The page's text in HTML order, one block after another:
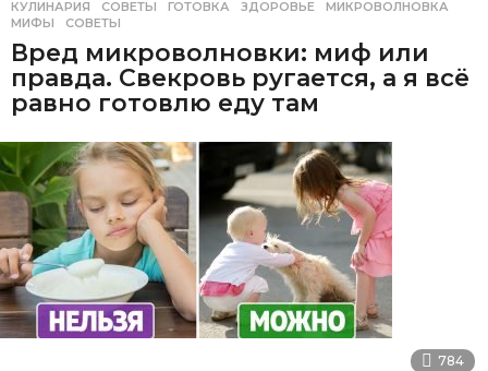
КУЛИНАРИЯ ,СОВЕТЫ ГОТОВКА ,ЗДОРОВЬЕ ,МИКРОВОЛНОВКА
МИФЫ
,СОВЕТЫ
Вред микроволновки: миф или
правда. Свекровь ругается, а я всё
равно готовлю еду там
784